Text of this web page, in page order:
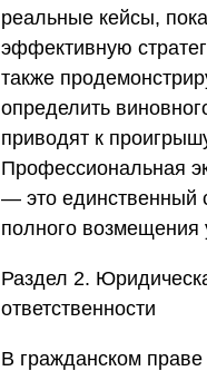
реальные кейсы,
эффективную
также
определить
приводят к
Профессиональная
— это единственный
полного возмещения
Раздел 2.
ответственности
В гражданском